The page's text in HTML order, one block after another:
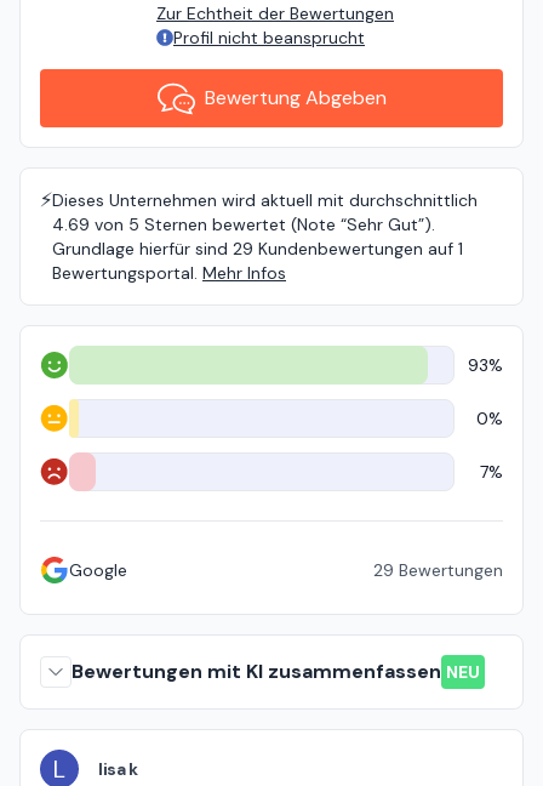
Zur Echtheit der Bewertungen
Profil nicht beansprucht
Bewertung Abgeben
⚡️Dieses Unternehmen wird aktuell mit durchschnittlich
4.69 von 5 Sternen bewertet (Note “Sehr Gut”).
Grundlage hierfür sind 29 Kundenbewertungen auf 1
Bewertungsportal. Mehr Infos
Positiv 93%
Neutral 0%
Negativ 7%
Google 29 Bewertungen
Bewertungen mit KI zusammenfassen NEU
L lisa k